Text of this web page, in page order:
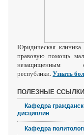
Юридическая клиника
правовую помощь
незащищенным
республики. Узнать
ПОЛЕЗНЫЕ ССЫЛКИ
Кафедра
дисциплин
Кафедра